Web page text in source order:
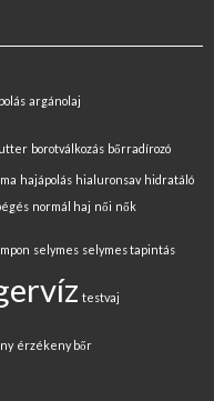
argánolaj
borotválkozás bőrradírozó
hajápolás hialuronsav hidratáló
normál haj női nők
selymes selymes tapintás
testvaj
érzékeny bőr